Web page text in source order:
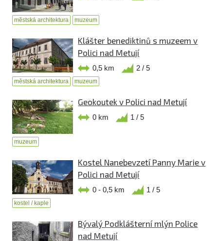
městská architektura muzeum
Klášter benediktinů s muzeem v
Polici nad Metují
0,5 km 2 / 5
městská architektura muzeum
Geokoutek v Polici nad Metují
0 km 1 / 5
muzeum
Kostel Nanebevzetí Panny Marie v
Polici nad Metují
0 - 0,5 km 1 / 5
kostel / kaple
Bývalý Podklášterní mlýn Police
nad Metují